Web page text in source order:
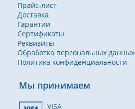
Прайс-лист
Доставка
Гарантии
Сертификаты
Реквизиты
Обработка персональных данных
Политика конфиденциальности
Мы принимаем
VISA